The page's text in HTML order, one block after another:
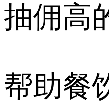
抽佣高
帮助餐